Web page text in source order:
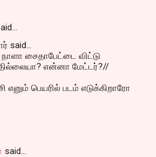
said...
சைதாபேட்டை விட்டு
என்னா மேட்டர்?//
எனும் பெயரில் படம் எடுக்கிறாரோ
said…